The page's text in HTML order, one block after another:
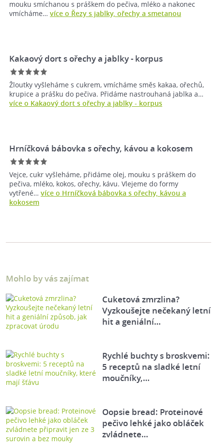
mouku smíchanou s práškem do pečiva, mléko a nakonec
vmícháme… více o Řezy s jablky, ořechy a smetanou
Kakaový dort s ořechy a jablky - korpus
Žloutky vyšleháme s cukrem, vmícháme směs kakaa, ořechů,
krupice a prášku do pečiva. Přidáme nastrouhaná jablka a…
více o Kakaový dort s ořechy a jablky - korpus
Hrníčková bábovka s ořechy, kávou a kokosem
Vejce, cukr vyšleháme, přidáme olej, mouku s práškem do
pečiva, mléko, kokos, ořechy, kávu. Vlejeme do formy
vytřené… více o Hrníčková bábovka s ořechy, kávou a
kokosem
Mohlo by vás zajímat
Cuketová zmrzlina?
Vyzkoušejte nečekaný letní
hit a geniální…
Rychlé buchty s broskvemi:
5 receptů na sladké letní
moučníky,…
Oopsie bread: Proteinové
pečivo lehké jako obláček
zvládnete…